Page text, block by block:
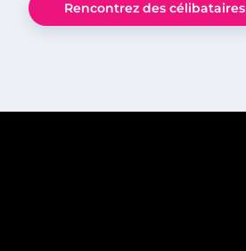
Rencontrez des célibataires